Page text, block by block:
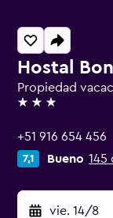
Hostal
Propiedad
3 estrellas
+51 916 654 456
7,1 Bueno 145
vie. 14/8